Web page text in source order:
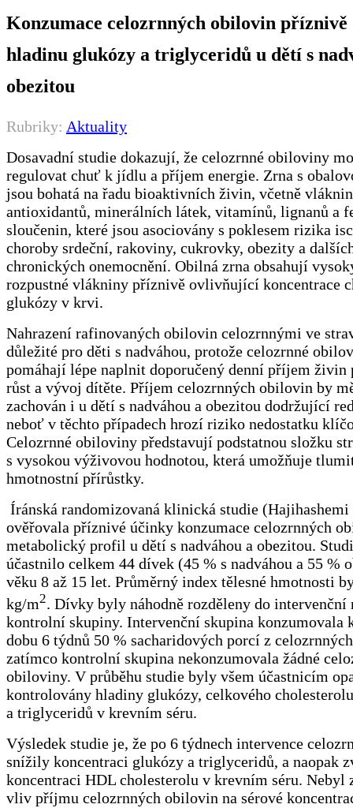
Konzumace celozrnných obilovin
hladinu glukózy a triglyceridů u dětí s
obezitou
Rubriky: Aktuality
Dosavadní studie dokazují, že celozrnné obiloviny
regulovat chuť k jídlu a příjem energie. Zrna s
jsou bohatá na řadu bioaktivních živin, včetně
antioxidantů, minerálních látek, vitamínů, lignanů a
sloučenin, které jsou asociovány s poklesem rizika
choroby srdeční, rakoviny, cukrovky, obezity a
chronických onemocnění. Obilná zrna obsahují
rozpustné vlákniny příznivě ovlivňující koncentrace
glukózy v krvi.
Nahrazení rafinovaných obilovin celozrnnými ve
důležité pro děti s nadváhou, protože celozrnné
pomáhají lépe naplnit doporučený denní příjem živin
růst a vývoj dítěte. Příjem celozrnných obilovin by
zachován i u dětí s nadváhou a obezitou dodržující
neboť v těchto případech hrozí riziko nedostatku
Celozrnné obiloviny představují podstatnou složku
s vysokou výživovou hodnotou, která umožňuje
hmotnostní přírůstky.
Íránská randomizovaná klinická studie (Hajihashemi
ověřovala příznivé účinky konzumace celozrnných
metabolický profil u dětí s nadváhou a obezitou.
účastnilo celkem 44 dívek (45 % s nadváhou a 55 %
věku 8 až 15 let. Průměrný index tělesné hmotnosti
kg/m2. Dívky byly náhodně rozděleny do intervenční
kontrolní skupiny. Intervenční skupina konzumovala
dobu 6 týdnů 50 % sacharidových porcí z
zatímco kontrolní skupina nekonzumovala žádné
obiloviny. V průběhu studie byly všem účastnicím
kontrolovány hladiny glukózy, celkového
a triglyceridů v krevním séru.
Výsledek studie je, že po 6 týdnech intervence
snížily koncentraci glukózy a triglyceridů, a naopak
koncentraci HDL cholesterolu v krevním séru. Nebyl
vliv příjmu celozrnných obilovin na sérové